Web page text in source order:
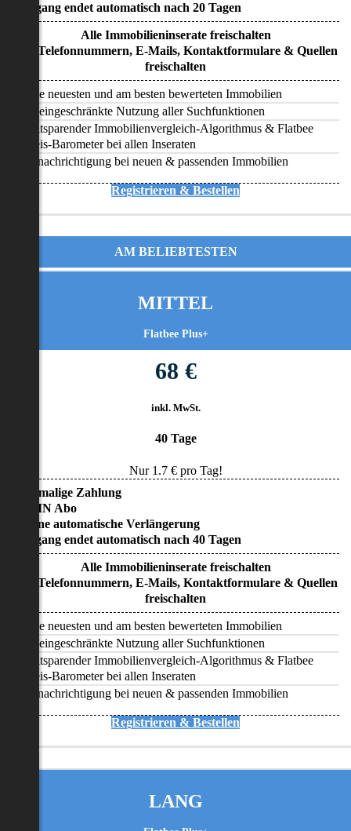
• Zugang endet automatisch nach 20 Tagen
Alle Immobilieninserate freischalten
Alle Telefonnummern, E-Mails, Kontaktformulare & Quellen
freischalten
Alle neuesten und am besten bewerteten Immobilien
Uneingeschränkte Nutzung aller Suchfunktionen
Zeitsparender Immobilienvergleich-Algorithmus & Flatbee
Preis-Barometer bei allen Inseraten
Benachrichtigung bei neuen & passenden Immobilien
Registrieren & Bestellen
AM BELIEBTESTEN
MITTEL
Flatbee Plus+
68 €
inkl. MwSt.
40 Tage
Nur 1.7€ pro Tag!
• Einmalige Zahlung
• KEIN Abo
• Keine automatische Verlängerung
• Zugang endet automatisch nach 40 Tagen
Alle Immobilieninserate freischalten
Alle Telefonnummern, E-Mails, Kontaktformulare & Quellen
freischalten
Alle neuesten und am besten bewerteten Immobilien
Uneingeschränkte Nutzung aller Suchfunktionen
Zeitsparender Immobilienvergleich-Algorithmus & Flatbee
Preis-Barometer bei allen Inseraten
Benachrichtigung bei neuen & passenden Immobilien
Registrieren & Bestellen
LANG